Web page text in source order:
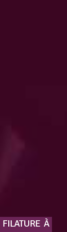
FILATURE À